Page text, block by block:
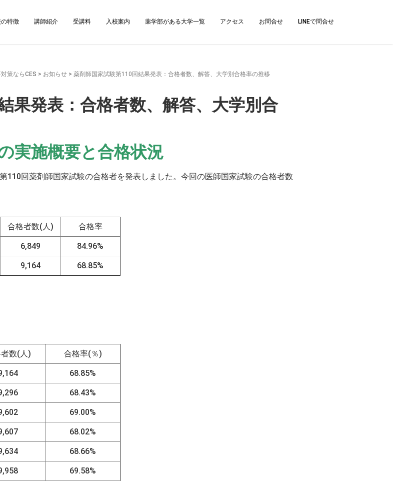
特徴 講師紹介 受講料 入校案内 薬学部がある大学一覧 アクセス お問合せ LINEで問合せ
策ならCES > お知らせ >薬剤師国家試験第110回結果発表：合格者数、解答、大学別合格率の推移
果発表：合格者数、解答、大学別合
実施概要と合格状況
110回薬剤師国家試験の合格者を発表しました。今回の医師国家試験の合格者数
合格者数(人) 合格率
6,849 84.96%
9,164 68.85%
数(人) 合格率(％)
68.85%
68.43%
69.00%
68.02%
68.66%
69.58%